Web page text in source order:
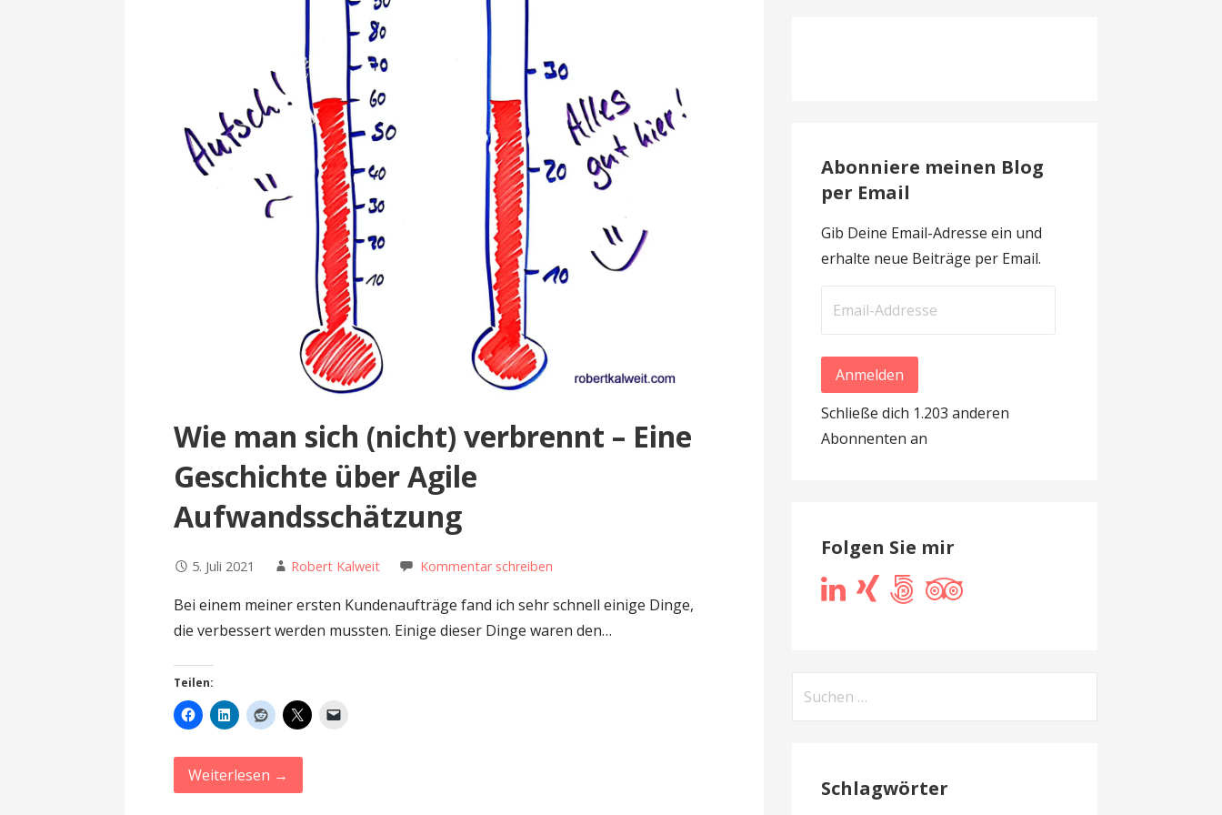
Wie man sich (nicht) verbrennt – Eine
Geschichte über Agile
Aufwandsschätzung
5. Juli 2021 Robert Kalweit Kommentar schreiben
Bei einem meiner ersten Kundenaufträge fand ich sehr schnell einige Dinge,
die verbessert werden mussten. Einige dieser Dinge waren den…
Teilen:
Weiterlesen →
Abonniere meinen Blog
per Email
Gib Deine Email-Adresse ein und
erhalte neue Beiträge per Email.
Anmelden
Schließe dich 1.203 anderen
Abonnenten an
Folgen Sie mir
Schlagwörter